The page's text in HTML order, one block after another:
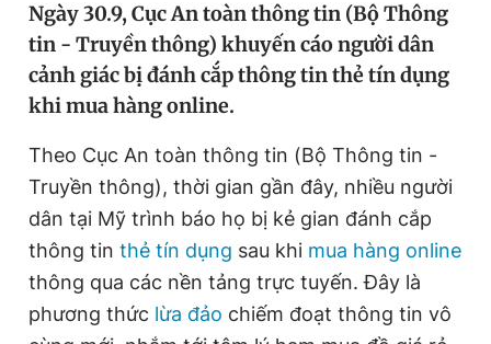
Video Magazine
Sản phẩm khác
Tiện ích Bạn cần biết
Thông tin tòa soạn Liên hệ quảng cáo
Ngày 30.9, Cục An toàn thông tin (Bộ Thông
tin - Truyền thông) khuyến cáo người dân
cảnh giác bị đánh cắp thông tin thẻ tín dụng
khi mua hàng online.
Theo Cục An toàn thông tin (Bộ Thông tin -
Truyền thông), thời gian gần đây, nhiều người
dân tại Mỹ trình báo họ bị kẻ gian đánh cắp
thông tin thẻ tín dụng sau khi mua hàng online
thông qua các nền tảng trực tuyến. Đây là
phương thức lừa đảo chiếm đoạt thông tin vô